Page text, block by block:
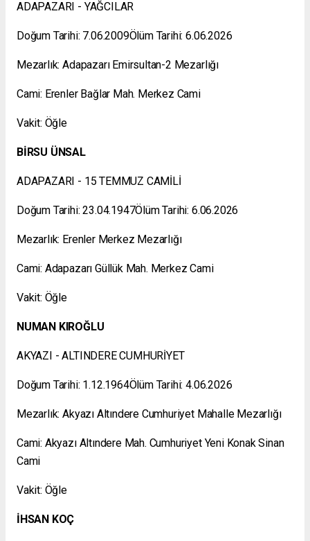
ADAPAZARI - YAĞCILAR
Doğum Tarihi: 7.06.2009Ölüm Tarihi: 6.06.2026
Mezarlık: Adapazarı Emirsultan-2 Mezarlığı
Cami: Erenler Bağlar Mah. Merkez Cami
Vakit: Öğle
BİRSU ÜNSAL
ADAPAZARI - 15 TEMMUZ CAMİLİ
Doğum Tarihi: 23.04.1947Ölüm Tarihi: 6.06.2026
Mezarlık: Erenler Merkez Mezarlığı
Cami: Adapazarı Güllük Mah. Merkez Cami
Vakit: Öğle
NUMAN KIROĞLU
AKYAZI - ALTINDERE CUMHURİYET
Doğum Tarihi: 1.12.1964Ölüm Tarihi: 4.06.2026
Mezarlık: Akyazı Altındere Cumhuriyet Mahalle Mezarlığı
Cami: Akyazı Altındere Mah. Cumhuriyet Yeni Konak Sinan
Cami
Vakit: Öğle
İHSAN KOÇ